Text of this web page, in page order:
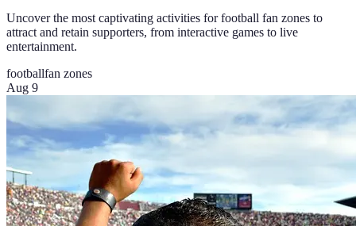
Uncover the most captivating activities for football fan zones to
attract and retain supporters, from interactive games to live
entertainment.
footballfan zones
Aug 9